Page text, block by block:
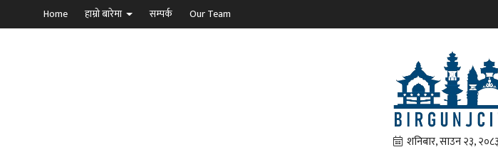
Home हाम्रो बारेमा सम्पर्क Our Team